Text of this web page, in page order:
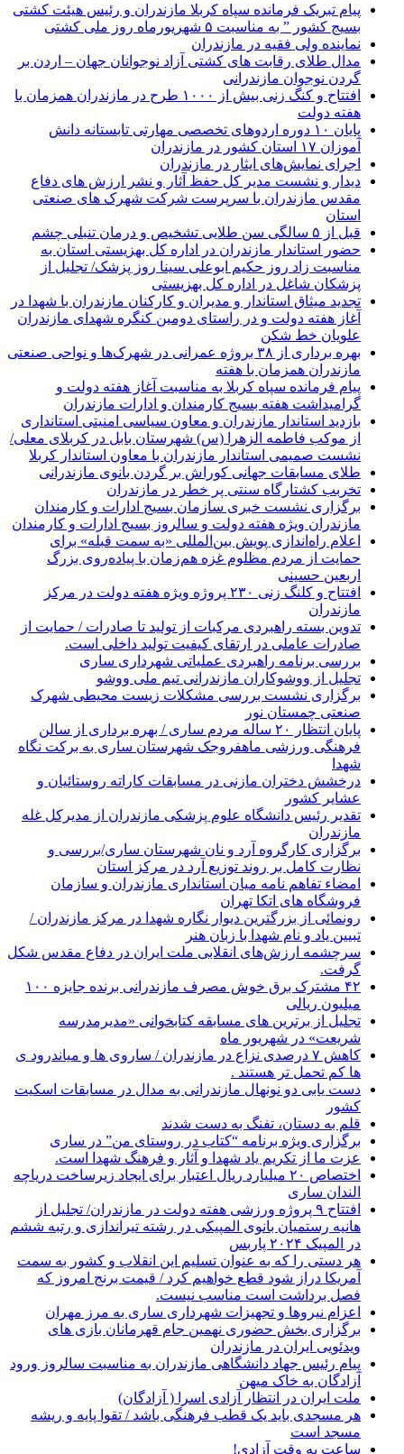
پیام تبریک فرمانده سپاه کربلا مازندران و رئیس هیئت کشتی
بسیج کشور ” به مناسبت ۵ شهریورماه روز ملی کشتی
نماينده ولی فقیه در مازندران
مدال طلای رقابت های کشتی آزاد نوجوانان جهان – اردن بر
گردن نوجوان مازندرانی
افتتاح و کنگ زنی بیش از ۱۰۰۰ طرح در مازندران همزمان با
هفته دولت
پایان ۱۰ دوره اردوهای تخصصی مهارتی تابستانه دانش
آموزان ۱۷ استان کشور در مازندران
اجرای نمایش‌های ایثار در مازندران
دیدار و نشست مدیر کل حفظ آثار و نشر ارزش های دفاع
مقدس مازندران با سرپرست شرکت شهرک های صنعتی
استان
قبل از ۵ سالگی سن طلایی تشخیص و درمان تنبلی چشم
حضور استاندار مازندران در اداره کل بهزیستی استان به
مناسبت زاد روز حکیم ابوعلی سینا روز پزشک/ تجلیل از
پزشکان شاغل در اداره کل بهزیستی
تجدید میثاق استاندار و مدیران و کارکنان مازندران با شهدا در
آغاز هفته دولت و در راستای دومین کنگره شهدای مازندران
علویان خط شکن
بهره برداری از ۳۸ بروژه عمرانی در شهرک‌ها و نواحی صنعتی
مازندران همزمان با هفته
پیام فرمانده سپاه کربلا به مناسبت آغاز هفته دولت و
گرامیداشت هفته بسیج کارمندان و ادارات مازندران
بازدید استاندار مازندران و معاون سیاسی امنیتی استانداری
از موکب فاطمه الزهرا (س) شهرستان بابل در کربلای معلی/
نشست صمیمی استاندار مازندران با معاون استاندار کربلا
طلای مسابقات جهانی کوراش بر گردن بانوی مازندرانی
تخربب کشتارگاه سنتی پر خطر در مازندران
برگزاری نشست خبری سازمان بسیج ادارات و کارمندان
مازندران ویژه هفته دولت و سالروز بسیج ادارات و کارمندان
اعلام راه‌اندازی پویش بین‌المللی «به سمت قبله» برای
حمایت از مردم مظلوم غزه هم‌زمان با پیاده‌روی بزرگ
اربعین حسینی
افتتاح و کلنگ زنی ۲۳۰ پروژه ویژه هفته دولت در مرکز
مازندران
تدوین بسته راهبردی مرکبات از تولید تا صادرات / حمایت از
صادرات عاملی در ارتقای کیفیت تولید داخلی است.
بررسی برنامه راهبردی عملیاتی شهرداری ساری
تجلیل از ووشوکاران مازندرانی تیم ملی ووشو
برگزاری نشست بررسی مشکلات زیست محیطی شهرک
صنعتی چمستان نور
پایان انتظار ۲۰ ساله مردم ساری / بهره برداری از سالن
فرهنگی ورزشی ماهفروجک شهرستان ساری به برکت نگاه
شهدا
درخشش دختران مازنی در مسابقات کاراته روستائیان و
عشایر کشور
تقدیر رئیس دانشگاه علوم پزشکی مازندران از مدیرکل غله
مازندران
برگزاری کارگروه آرد و نان شهرستان ساری/بررسی و
نظارت کامل بر روند توزیع آرد در مرکز استان
امضاء تفاهم نامه میان استانداری مازندران و سازمان
فروشگاه های اتکا تهران
رونمائی از بزرگترین دیوار نگاره شهدا در مرکز مازندران /
تبیین یاد و نام شهدا با زبان هنر
سرچشمه ارزش‌های انقلابی ملت ایران در دفاع مقدس شکل
گرفت.
۴۲ مشترک برق خوش مصرف مازندرانی برنده جایزه ۱۰۰
میلیون ریالی
تجلیل از برترین های مسابقه کتابخوانی «مدیرمدرسه
شریعت» در شهریور ماه
کاهش ۷ درصدی نزاع در مازندران / ساروی ها و میاندرود ی
ها کم تحمل تر هستند‌ .
دست یابی دو نونهال مازندرانی به مدال در مسابقات اسکیت
کشور
قلم به دستان، تفنگ به دست شدند
برگزاری ویژه برنامه “کتاب در روستای من” در ساری
عزت ما از تکریم یاد شهدا و آثار و فرهنگ شهدا است.
اختصاص ۲۰ میلیارد ریال اعتبار برای ایجاد زیرساخت دریاچه
الندان ساری
افتتاح ۹ پروژه ورزشی هفته دولت در مازندران/ تجلیل از
هانیه رستمیان بانوی المپیکی در رشته تیراندازی و رتبه ششم
در المپیک ۲۰۲۴ پاربس
هر دستی را که به عنوان تسلیم این انقلاب و کشور به سمت
آمريکا دراز شود قطع خواهیم کرد / قیمت برنج امروز که
فصل برداشت است مناسب نیست.
اعزام نیروها و تجهیزات شهرداری ساری به مرز مهران
برگزاری بخش حضوری نهمین جام قهرمانان بازی های
ویدئویی ایران در مازندران
پیام رئیس جهاد دانشگاهی مازندران به مناسبت سالروز ورود
آزادگان به خاک میهن
ملت ایران در انتظار آزادی اسرا ( آزادگان)
هر مسجدی باید یک قطب فرهنگی باشد / تقوا پایه و ریشه
مسجد است
ساعت به وقت آزادی!